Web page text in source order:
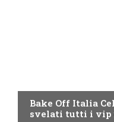
Bake Off Italia
svelati tutti i vip